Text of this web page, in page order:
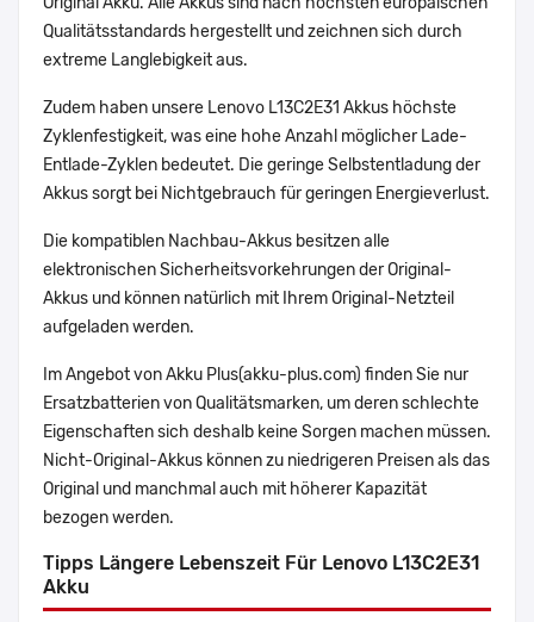
Qualitätsstandards hergestellt und zeichnen sich durch
extreme Langlebigkeit aus.
Zudem haben unsere Lenovo L13C2E31 Akkus höchste
Zyklenfestigkeit, was eine hohe Anzahl möglicher Lade-
Entlade-Zyklen bedeutet. Die geringe Selbstentladung der
Akkus sorgt bei Nichtgebrauch für geringen Energieverlust.
Die kompatiblen Nachbau-Akkus besitzen alle
elektronischen Sicherheitsvorkehrungen der Original-
Akkus und können natürlich mit Ihrem Original-Netzteil
aufgeladen werden.
Im Angebot von Akku Plus(akku-plus.com) finden Sie nur
Ersatzbatterien von Qualitätsmarken, um deren schlechte
Eigenschaften sich deshalb keine Sorgen machen müssen.
Nicht-Original-Akkus können zu niedrigeren Preisen als das
Original und manchmal auch mit höherer Kapazität
bezogen werden.
Tipps Längere Lebenszeit Für Lenovo L13C2E31
Akku